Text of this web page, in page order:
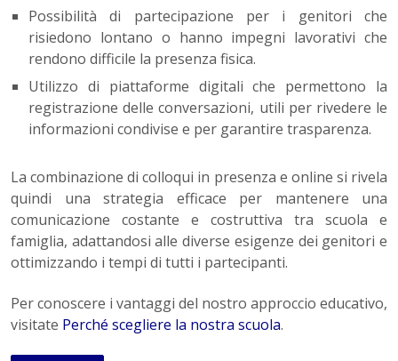
Possibilità di partecipazione per i genitori che
risiedono lontano o hanno impegni lavorativi che
rendono difficile la presenza fisica.
Utilizzo di piattaforme digitali che permettono la
registrazione delle conversazioni, utili per rivedere le
informazioni condivise e per garantire trasparenza.
La combinazione di colloqui in presenza e online si rivela
quindi una strategia efficace per mantenere una
comunicazione costante e costruttiva tra scuola e
famiglia, adattandosi alle diverse esigenze dei genitori e
ottimizzando i tempi di tutti i partecipanti.
Per conoscere i vantaggi del nostro approccio educativo,
visitate Perché scegliere la nostra scuola.